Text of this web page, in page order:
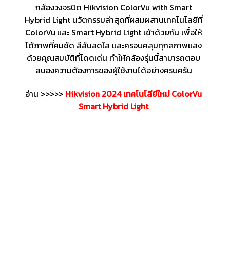
กล้องวงจรปิด Hikvision ColorVu with Smart
Hybrid Light นวัตกรรมล่าสุดที่ผสมผสานเทคโนโลยีที่
ColorVu และ Smart Hybrid Light เข้าด้วยกัน เพื่อให้
ได้ภาพที่คมชัด สีสันสดใส และครอบคลุมทุกสภาพแสง
ด้วยคุณสมบัติที่โดดเด่น ทำให้กล้องรุ่นนี้สามารถตอบ
สนองความต้องการของผู้ใช้งานได้อย่างครบครัน
อ่าน >>>>> Hikvision 2024 เทคโนโลียีใหม่ ColorVu
Smart Hybrid Light